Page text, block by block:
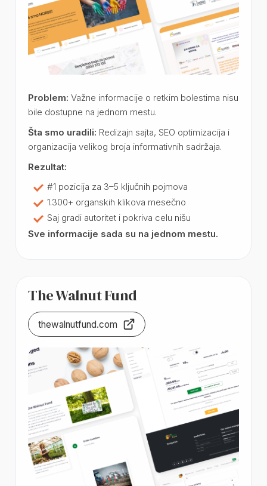
Problem: Važne informacije o retkim bolestima nisu
bile dostupne na jednom mestu.
Šta smo uradili: Redizajn sajta, SEO optimizacija i
organizacija velikog broja informativnih sadržaja.
Rezultat:
#1 pozicija za 3–5 ključnih pojmova
1.300+ organskih klikova mesečno
Saj gradi autoritet i pokriva celu nišu
Sve informacije sada su na jednom mestu.
The Walnut Fund
thewalnutfund.com